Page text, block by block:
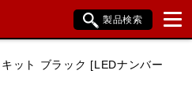
製品検索
ット ブラック [LEDナンバー